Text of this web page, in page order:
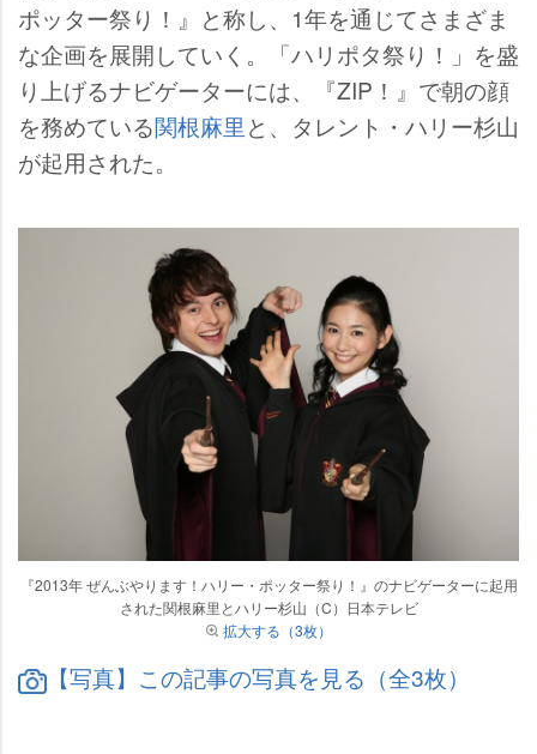
ポッター祭り！』と称し、1年を通じてさまざま
な企画を展開していく。「ハリポタ祭り！」を盛
り上げるナビゲーターには、『ZIP！』で朝の顔
を務めている関根麻里と、タレント・ハリー杉山
が起用された。
『2013年 ぜんぶやります！ハリー・ポッター祭り！』のナビゲーターに起用
された関根麻里とハリー杉山（C）日本テレビ
拡大する（3枚）
【写真】この記事の写真を見る（全3枚）